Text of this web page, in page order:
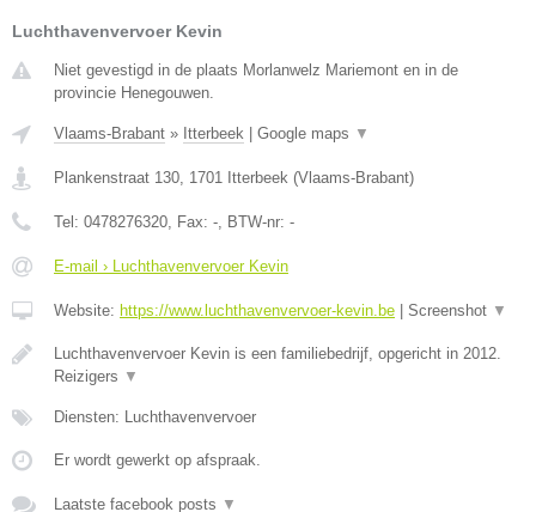
Luchthavenvervoer Kevin
Niet gevestigd in de plaats Morlanwelz Mariemont en in de
provincie Henegouwen.
Vlaams-Brabant » Itterbeek Google maps ▼
Plankenstraat 130, 1701 Itterbeek (Vlaams-Brabant)
Tel: 0478276320, Fax: -, BTW-nr: -
E-mail › Luchthavenvervoer Kevin
Website: https://www.luchthavenvervoer-kevin.be Screenshot ▼
Luchthavenvervoer Kevin is een familiebedrijf, opgericht in 2012.
Reizigers ▼
Diensten: Luchthavenvervoer
Er wordt gewerkt op afspraak.
Laatste facebook posts ▼